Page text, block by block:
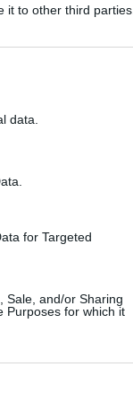
it to other third parties.
data.
for Targeted
Sale, and/or Sharing
Purposes for which it